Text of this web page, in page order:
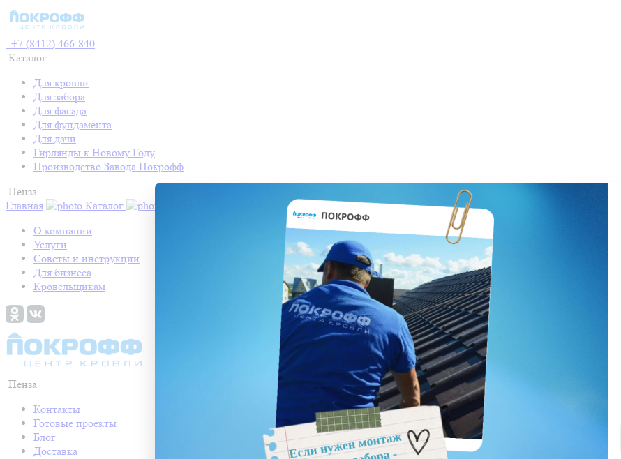
+7 (8412) 466-840
Каталог
Для кровли
Для забора
Для фасада
Для фундамента
Для дачи
Гирлянды к Новому Году
Производство Завода Покрофф
Пенза
Главная
Каталог Готовые проекты Блог Доставка Оплата Вакансии
О компании
Услуги
Советы и инструкции
Для бизнеса
Кровельщикам
Пенза
Контакты
Готовые проекты
Блог
Доставка